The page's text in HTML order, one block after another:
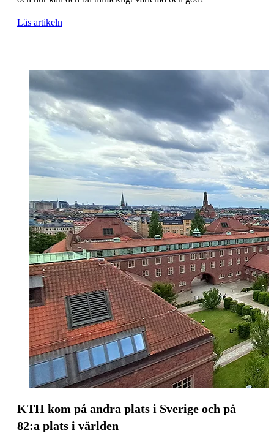
Läs artikeln
KTH kom på andra plats i Sverige och på
82:a plats i världen